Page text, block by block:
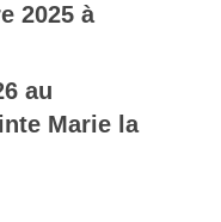
2025 à
au
Marie la